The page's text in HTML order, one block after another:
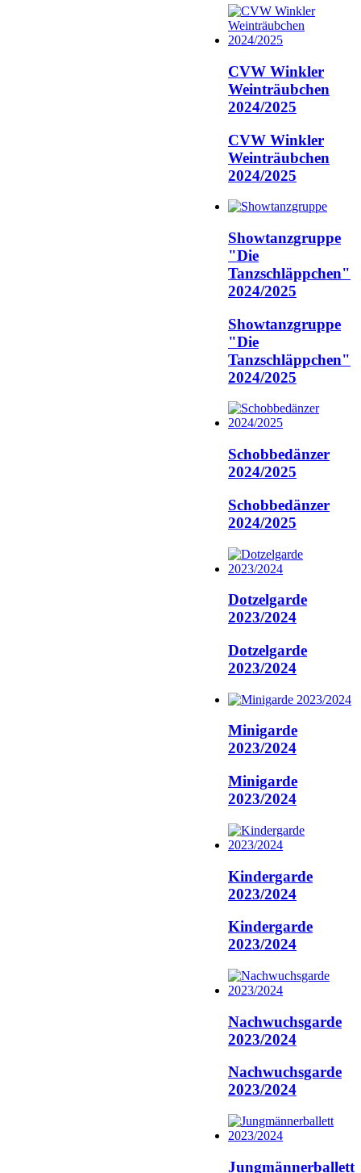
CVW Winkler
Weinträubchen
2024/2025
CVW Winkler
Weinträubchen
2024/2025
Showtanzgruppe
"Die
Tanzschläppchen"
2024/2025
Showtanzgruppe
"Die
Tanzschläppchen"
2024/2025
Schobbedänzer
2024/2025
Schobbedänzer
2024/2025
Dotzelgarde
2023/2024
Dotzelgarde
2023/2024
Minigarde
2023/2024
Minigarde
2023/2024
Kindergarde
2023/2024
Kindergarde
2023/2024
Nachwuchsgarde
2023/2024
Nachwuchsgarde
2023/2024
Jungmännerballett